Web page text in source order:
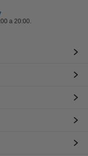
a 20:00.